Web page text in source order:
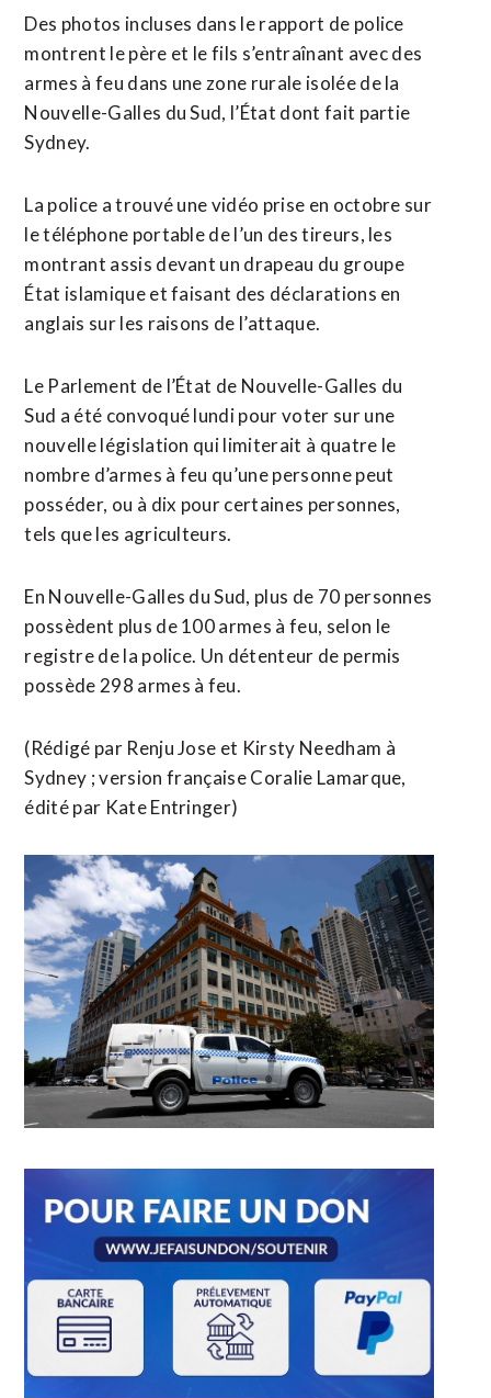
Des photos incluses dans le rapport de police
montrent le père et le ⁠fils s’entraînant avec des
armes à feu dans une zone rurale isolée de la
Nouvelle-Galles du Sud, l’État dont fait partie ​
Sydney.
La police a trouvé une vidéo prise en octobre sur
le téléphone portable de l’un des tireurs, les
montrant assis devant un drapeau du groupe
État islamique et faisant des déclarations en
anglais sur les raisons de l’attaque.
Le Parlement de l’État de Nouvelle-Galles du
Sud a été convoqué lundi pour voter sur une
nouvelle législation qui limiterait à quatre le
nombre d’armes à feu qu’une personne peut
posséder, ou à ⁠dix pour certaines personnes,
tels que les agriculteurs.
En Nouvelle-Galles du Sud, plus de 70 personnes
possèdent plus de 100 armes à feu, selon le
registre de la police. Un détenteur de permis
possède 298 ‌armes à feu.
(Rédigé par Renju Jose et Kirsty Needham à
Sydney ; version ⁠française Coralie Lamarque,
édité par Kate Entringer)